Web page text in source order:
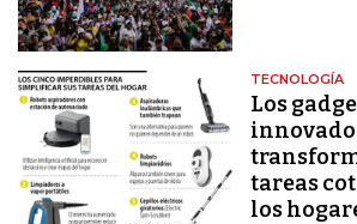
TECNOLOGÍA
Los
tareas
los